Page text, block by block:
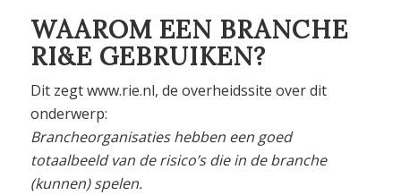
WAAROM EEN BRANCHE
RI&E GEBRUIKEN?
Dit zegt www.rie.nl, de overheidssite over dit
onderwerp:
Brancheorganisaties hebben een goed
totaalbeeld van de risico’s die in de branche
(kunnen) spelen.